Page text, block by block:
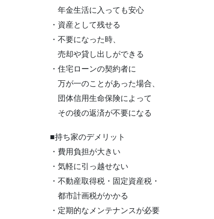
年金生活に入っても安心
・資産として残せる
・不要になった時、
売却や貸し出しができる
・住宅ローンの契約者に
万が一のことがあった場合、
団体信用生命保険によって
その後の返済が不要になる
■持ち家のデメリット
・費用負担が大きい
・気軽に引っ越せない
・不動産取得税・固定資産税・
都市計画税がかかる
・定期的なメンテナンスが必要